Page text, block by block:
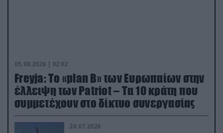
05.08.2026 | 02:02
Freyja: Το «plan Β» των Ευρωπαίων στην
έλλειψη των Patriot – Τα 10 κράτη που
συμμετέχουν στο δίκτυο συνεργασίας
24.07.2026